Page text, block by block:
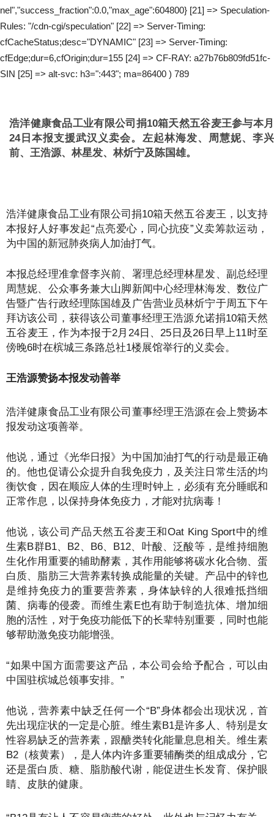
nel","success_fraction":0.0,"max_age":604800} [21] => Speculation-
Rules: "/cdn-cgi/speculation" [22] => Server-Timing:
cfCacheStatus;desc="DYNAMIC" [23] => Server-Timing:
cfEdge;dur=6,cfOrigin;dur=155 [24] => CF-RAY: a27b76b809fd51fc-
SIN [25] => alt-svc: h3=":443"; ma=86400 ) 789
浩洋健康食品工业有限公司捐10箱天然五谷麦王参与本月
24日本报支援武汉义卖会。左起林海发、周慧妮、李兴
前、王浩源、林星发、林炘宁及陈国雄。
浩洋健康食品工业有限公司捐10箱天然五谷麦王，以支持
本报好人好事发起“点亮爱心，同心抗疫”义卖筹款运动，
为中国的新冠肺炎病人加油打气。
本报总经理准拿督李兴前、署理总经理林星发、副总经理
周慧妮、公众事务兼大山脚新闻中心经理林海发、数位广
告暨广告行政经理陈国雄及广告营业员林炘宁于周五下午
拜访该公司，获得该公司董事经理王浩源允诺捐10箱天然
五谷麦王，作为本报于2月24日、25日及26日早上11时至
傍晚6时在槟城三条路总社1楼展馆举行的义卖会。
王浩源赞扬本报发动善举
浩洋健康食品工业有限公司董事经理王浩源在会上赞扬本
报发动这项善举。
他说，通过《光华日报》为中国加油打气的行动是最正确
的。他也促请公众提升自我免疫力，及关注日常生活的均
衡饮食，因在顺应人体的生理时钟上，必须有充分睡眠和
正常作息，以保持身体免疫力，才能对抗病毒！
他说，该公司产品天然五谷麦王和Oat King Sport中的维
生素B群B1、B2、B6、B12、叶酸、泛酸等，是维持细胞
生化作用重要的辅助酵素，其作用能够将碳水化合物、蛋
白质、脂肪三大营养素转换成能量的关键。产品中的锌也
是维持免疫力的重要营养素，身体缺锌的人很难抵挡细
菌、病毒的侵袭。而维生素E也有助于制造抗体、增加细
胞的活性，对于免疫功能低下的长辈特别重要，同时也能
够帮助激免疫功能增强。
“如果中国方面需要这产品，本公司会给予配合，可以由
中国驻槟城总领事安排。”
他说，营养素中缺乏任何一个“B”身体都会出现状况，首
先出现症状的一定是心脏。维生素B1是许多人、特别是女
性容易缺乏的营养素，跟醣类转化能量息息相关。维生素
B2（核黄素），是人体内许多重要辅酶类的组成成分，它
还是蛋白质、糖、脂肪酸代谢，能促进生长发育、保护眼
睛、皮肤的健康。